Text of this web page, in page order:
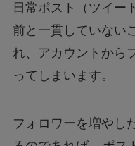
日常ポスト（ツイー
前と一貫していない
れ、アカウントから
ってしまいます。
フォロワーを増やし